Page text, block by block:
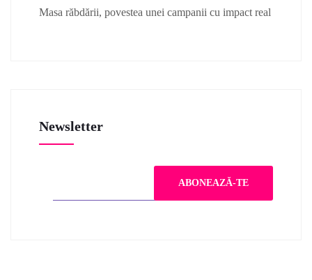
Masa răbdării, povestea unei campanii cu impact real
Newsletter